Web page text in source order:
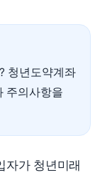
청년도약계좌
주의사항을
자가 청년미래